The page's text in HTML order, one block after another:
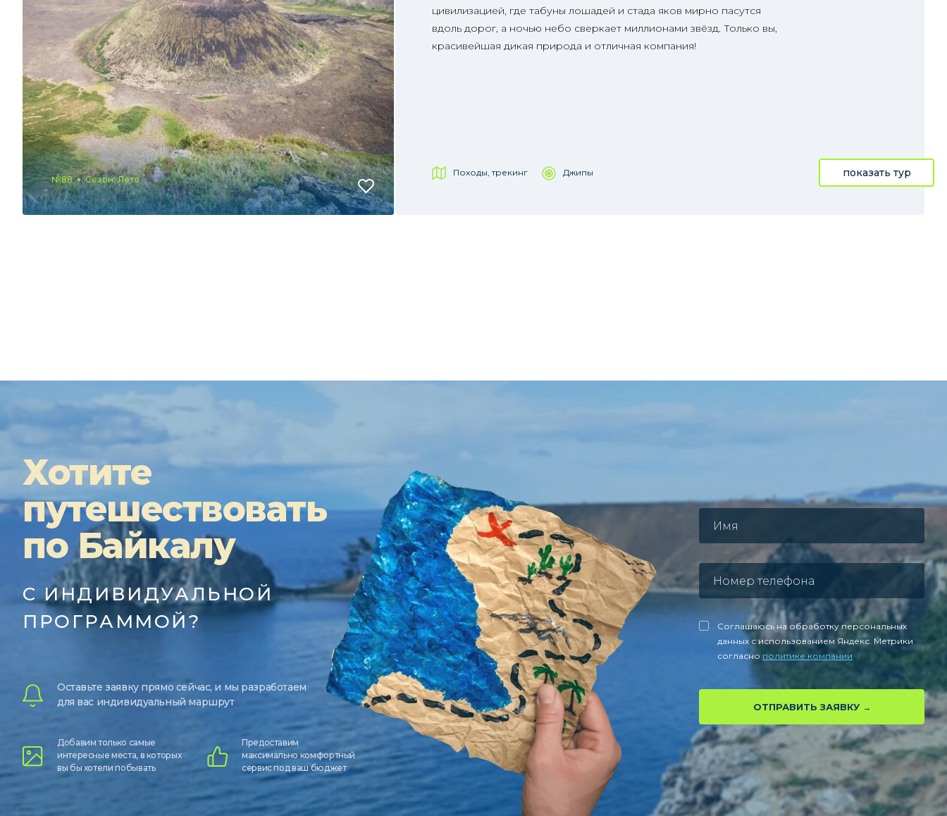
№88 Сезон: Лето
цивилизацией, где табуны лошадей и стада яков мирно пасутся
вдоль дорог, а ночью небо сверкает миллионами звёзд. Только вы,
красивейшая дикая природа и отличная компания!
Походы, трекинг Джипы показать тур
Хотите
путешествовать
по Байкалу
С ИНДИВИДУАЛЬНОЙ
ПРОГРАММОЙ?
Оставьте заявку прямо сейчас, и мы разработаем
для вас индивидуальный маршрут
Добавим только самые
интересные места, в которых
вы бы хотели побывать
Предоставим
максимально комфортный
сервис под ваш бюджет
Соглашаюсь на обработку персональных
данных с использованием Яндекс. Метрики
согласно политике компании
ОТПРАВИТЬ ЗАЯВКУ